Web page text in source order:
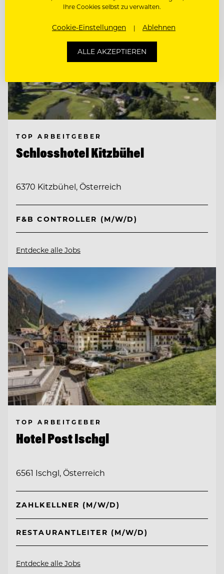
TOP ARBEITGEBER
Schlosshotel Kitzbühel
6370 Kitzbühel, Österreich
F&B CONTROLLER (M/W/D)
Entdecke alle Jobs
TOP ARBEITGEBER
Hotel Post Ischgl
6561 Ischgl, Österreich
ZAHLKELLNER (M/W/D)
RESTAURANTLEITER (M/W/D)
Entdecke alle Jobs
Ihre Cookies selbst zu verwalten.
Cookie-Einstellungen Ablehnen
ALLE AKZEPTIEREN